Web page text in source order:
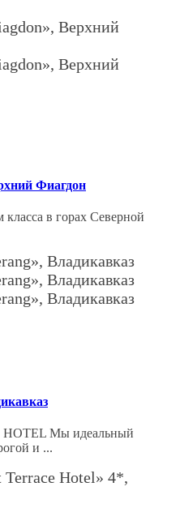
Фиагдон
в горах Северной
Мы идеальный
и ...